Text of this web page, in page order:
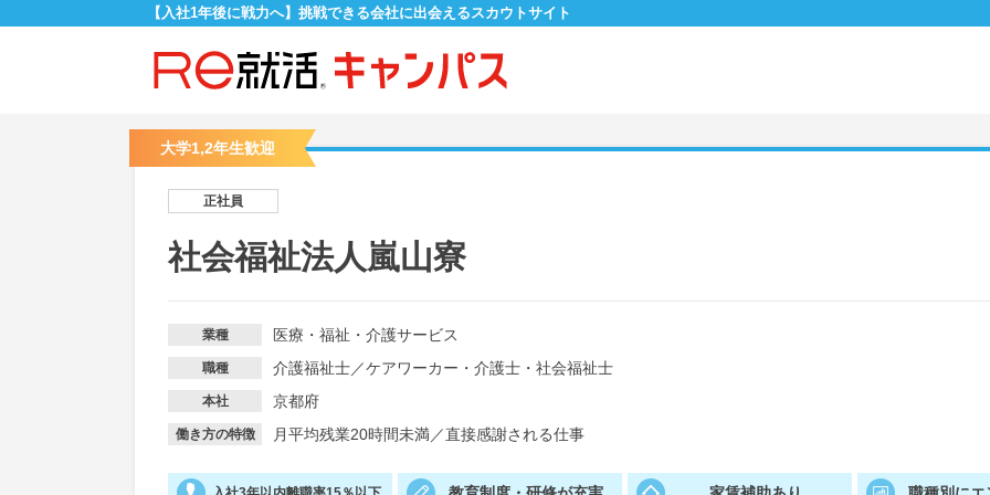
【入社1年後に戦力へ】挑戦できる会社に出会えるスカウトサイト
大学1,2年生歓迎
正社員
社会福祉法人嵐山寮
業種 医療・福祉・介護サービス
職種 介護福祉士／ケアワーカー・介護士・社会福祉士
本社 京都府
働き方の特徴 月平均残業20時間未満／直接感謝される仕事